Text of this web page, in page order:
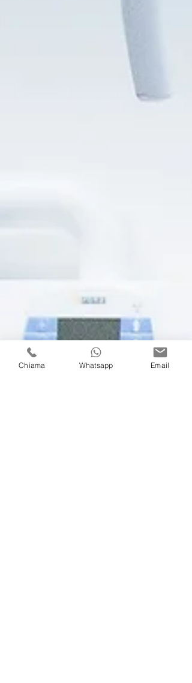
Chiama Whatsapp Email